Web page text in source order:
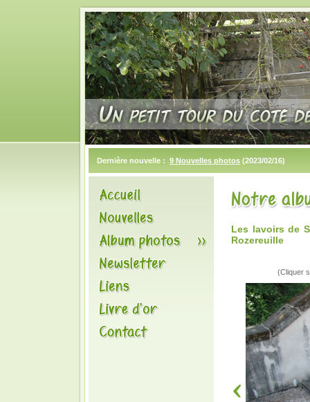
Dernière nouvelle : 9 Nouvelles photos (2023/02/16)
Les lavoirs de
Rozereuille
(Cliquer